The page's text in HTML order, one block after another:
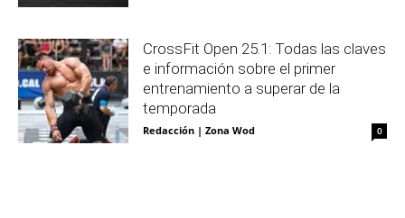
CrossFit Open 25.1: Todas las claves
e información sobre el primer
entrenamiento a superar de la
temporada
Redacción | Zona Wod 0